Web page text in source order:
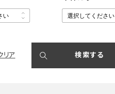
い
い 選択してください
選択してください
リア 検索する